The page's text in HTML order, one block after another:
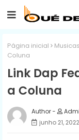
Página inicial Musicas
Coluna
Link Dap
a Coluna
junho 21, 2022